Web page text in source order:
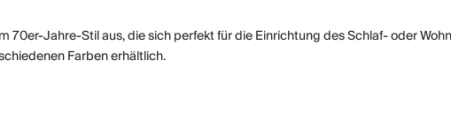
70er-Jahre-Stil aus, die sich perfekt für die Einrichtung des Schlaf- oder
Farben erhältlich.